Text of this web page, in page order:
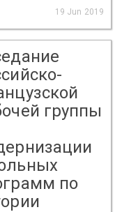
19 Jun 2019
группы
по